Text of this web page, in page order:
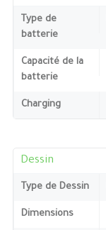
Type de
batterie
Capacité de la
batterie
Charging
Dessin
Type de Dessin
Dimensions